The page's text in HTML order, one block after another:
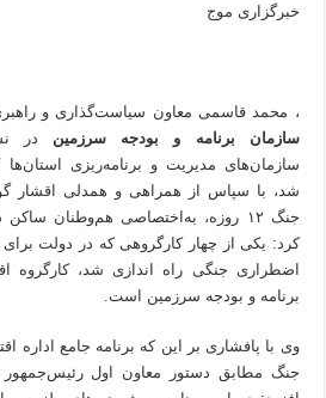
خبرگزاری موج
، محمد قاسمی معاون سیاست‌گذاری و
سازمان برنامه و بودجه سرزمین در
سازمان‌های مدیریت و برنامه‌ریزی استان‌ها
شد، با سپاس از همراهی و همدلی اقشار
جنگ ۱۲ روزه، به‌اختصاصی هم‌وطنان
کرد: یکی از چهار کارگروهی که در دولت
اضطراری جنگی راه اندازی شد، کارگروه
برنامه و بودجه سرزمین است.
وی با پافشاری بر این که برنامه جامع اداره
جنگ مطابق دستور معاون اول